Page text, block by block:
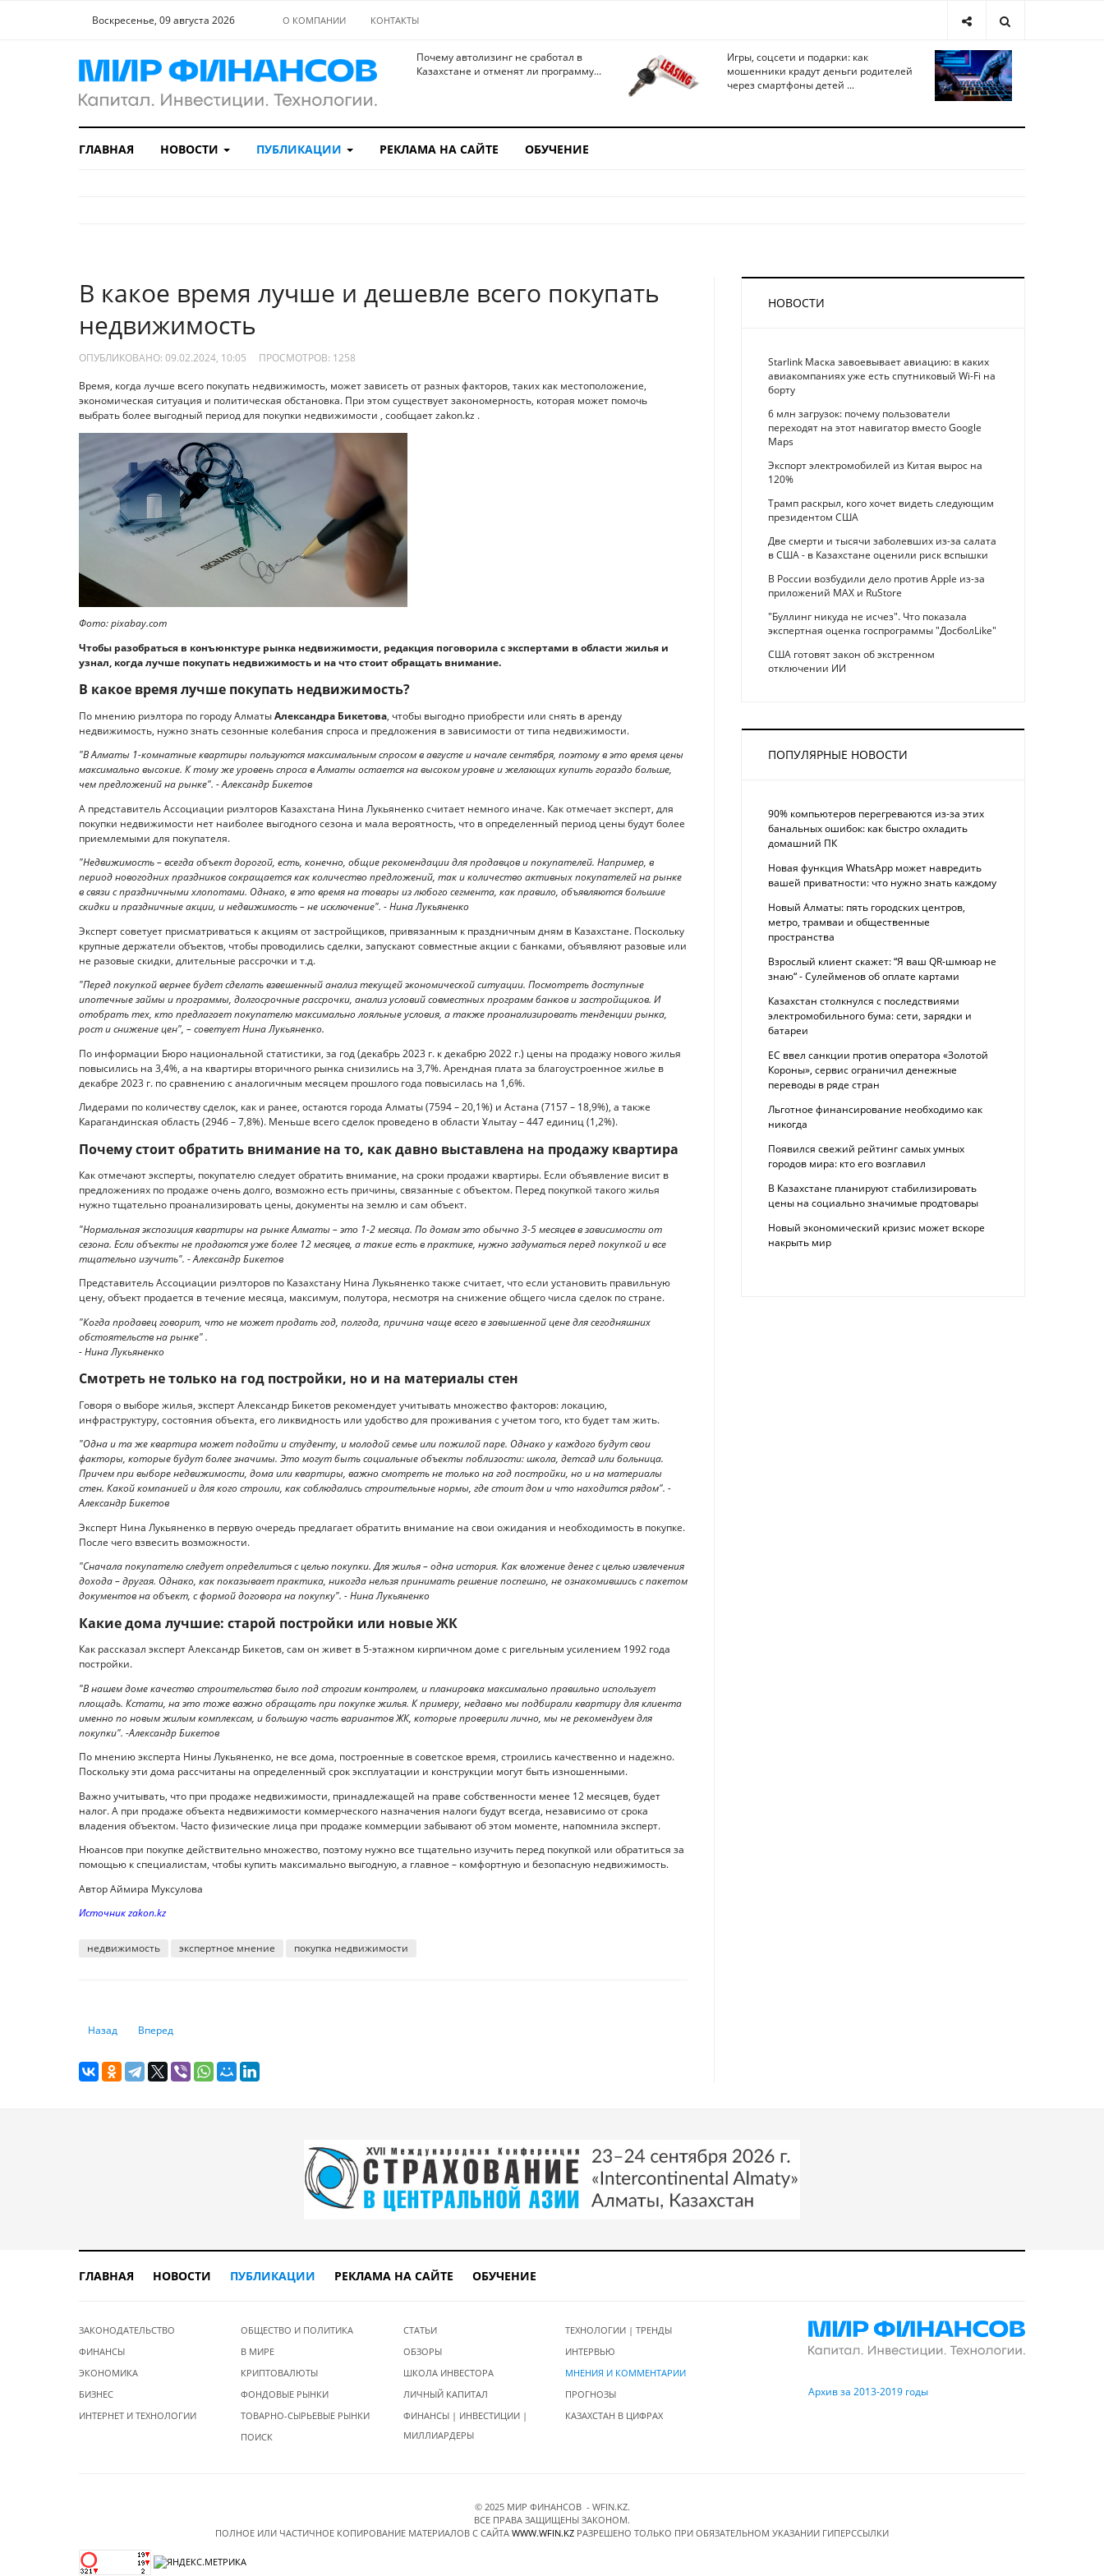
Воскресенье, 09 августа 2026 О КОМПАНИИ КОНТАКТЫ
Почему автолизинг не сработал в
Казахстане и отменят ли программу...
Игры, соцсети и подарки: как
мошенники крадут деньги родителей
через смартфоны детей ...
ГЛАВНАЯ НОВОСТИ ПУБЛИКАЦИИ РЕКЛАМА НА САЙТЕ ОБУЧЕНИЕ
В какое время лучше и дешевле всего покупать
недвижимость
ОПУБЛИКОВАНО: 09.02.2024, 10:05 ПРОСМОТРОВ: 1258
Время, когда лучше всего покупать недвижимость, может зависеть от разных факторов, таких как местоположение,
экономическая ситуация и политическая обстановка. При этом существует закономерность, которая может помочь
выбрать более выгодный период для покупки недвижимости , сообщает zakon.kz .
Фото: pixabay.com
Чтобы разобраться в конъюнктуре рынка недвижимости, редакция поговорила с экспертами в области жилья и
узнал, когда лучше покупать недвижимость и на что стоит обращать внимание.
В какое время лучше покупать недвижимость?
По мнению риэлтора по городу АлматыАлександра Бикетова, чтобы выгодно приобрести или снять в аренду
недвижимость, нужно знать сезонные колебания спроса и предложения в зависимости от типа недвижимости.
"В Алматы 1-комнатные квартиры пользуются максимальным спросом в августе и начале сентября, поэтому в это время цены
максимально высокие. К тому же уровень спроса в Алматы остается на высоком уровне и желающих купить гораздо больше,
чем предложений на рынке". - Александр Бикетов
А представитель Ассоциации риэлторов Казахстана Нина Лукьяненко считает немного иначе. Как отмечает эксперт, для
покупки недвижимости нет наиболее выгодного сезона и мала вероятность, что в определенный период цены будут более
приемлемыми для покупателя.
"Недвижимость – всегда объект дорогой, есть, конечно, общие рекомендации для продавцов и покупателей. Например, в
период новогодних праздников сокращается как количество предложений, так и количество активных покупателей на рынке
в связи с праздничными хлопотами. Однако, в это время на товары из любого сегмента, как правило, объявляются большие
скидки и праздничные акции, и недвижимость – не исключение". - Нина Лукьяненко
Эксперт советует присматриваться к акциям от застройщиков, привязанным к праздничным дням в Казахстане. Поскольку
крупные держатели объектов, чтобы проводились сделки, запускают совместные акции с банками, объявляют разовые или
не разовые скидки, длительные рассрочки и т.д.
"Перед покупкой вернее будет сделать взвешенный анализ текущей экономической ситуации. Посмотреть доступные
ипотечные займы и программы, долгосрочные рассрочки, анализ условий совместных программ банков и застройщиков. И
отобрать тех, кто предлагает покупателю максимально лояльные условия, а также проанализировать тенденции рынка,
рост и снижение цен", – советует Нина Лукьяненко.
По информации Бюро национальной статистики, за год (декабрь 2023 г. к декабрю 2022 г.) цены на продажу нового жилья
повысились на 3,4%, а на квартиры вторичного рынка снизились на 3,7%. Арендная плата за благоустроенное жилье в
декабре 2023 г. по сравнению с аналогичным месяцем прошлого года повысилась на 1,6%.
Лидерами по количеству сделок, как и ранее, остаются города Алматы (7594 – 20,1%) и Астана (7157 – 18,9%), а также
Карагандинская область (2946 – 7,8%). Меньше всего сделок проведено в области Ұлытау – 447 единиц (1,2%).
Почему стоит обратить внимание на то, как давно выставлена на продажу квартира
Как отмечают эксперты, покупателю следует обратить внимание, на сроки продажи квартиры. Если объявление висит в
предложениях по продаже очень долго, возможно есть причины, связанные с объектом. Перед покупкой такого жилья
нужно тщательно проанализировать цены, документы на землю и сам объект.
"Нормальная экспозиция квартиры на рынке Алматы – это 1-2 месяца. По домам это обычно 3-5 месяцев в зависимости от
сезона. Если объекты не продаются уже более 12 месяцев, а такие есть в практике, нужно задуматься перед покупкой и все
тщательно изучить". - Александр Бикетов
Представитель Ассоциации риэлторов по Казахстану Нина Лукьяненко также считает, что если установить правильную
цену, объект продается в течение месяца, максимум, полутора, несмотря на снижение общего числа сделок по стране.
"Когда продавец говорит, что не может продать год, полгода, причина чаще всего в завышенной цене для сегодняшних
обстоятельств на рынке" .
- Нина Лукьяненко
Смотреть не только на год постройки, но и на материалы стен
Говоря о выборе жилья, эксперт Александр Бикетов рекомендует учитывать множество факторов: локацию,
инфраструктуру, состояния объекта, его ликвидность или удобство для проживания с учетом того, кто будет там жить.
"Одна и та же квартира может подойти и студенту, и молодой семье или пожилой паре. Однако у каждого будут свои
факторы, которые будут более значимы. Это могут быть социальные объекты поблизости: школа, детсад или больница.
Причем при выборе недвижимости, дома или квартиры, важно смотреть не только на год постройки, но и на материалы
стен. Какой компанией и для кого строили, как соблюдались строительные нормы, где стоит дом и что находится рядом". -
Александр Бикетов
Эксперт Нина Лукьяненко в первую очередь предлагает обратить внимание на свои ожидания и необходимость в покупке.
После чего взвесить возможности.
"Сначала покупателю следует определиться с целью покупки. Для жилья – одна история. Как вложение денег с целью извлечения
дохода – другая. Однако, как показывает практика, никогда нельзя принимать решение поспешно, не ознакомившись с пакетом
документов на объект, с формой договора на покупку". - Нина Лукьяненко
Какие дома лучшие: старой постройки или новые ЖК
Как рассказал эксперт Александр Бикетов, сам он живет в 5-этажном кирпичном доме с ригельным усилением 1992 года
постройки.
"В нашем доме качество строительства было под строгим контролем, и планировка максимально правильно использует
площадь. Кстати, на это тоже важно обращать при покупке жилья. К примеру, недавно мы подбирали квартиру для клиента
именно по новым жилым комплексам, и большую часть вариантов ЖК, которые проверили лично, мы не рекомендуем для
покупки". -Александр Бикетов
По мнению эксперта Нины Лукьяненко, не все дома, построенные в советское время, строились качественно и надежно.
Поскольку эти дома рассчитаны на определенный срок эксплуатации и конструкции могут быть изношенными.
Важно учитывать, что при продаже недвижимости, принадлежащей на праве собственности менее 12 месяцев, будет
налог. А при продаже объекта недвижимости коммерческого назначения налоги будут всегда, независимо от срока
владения объектом. Часто физические лица при продаже коммерции забывают об этом моменте, напомнила эксперт.
Нюансов при покупке действительно множество, поэтому нужно все тщательно изучить перед покупкой или обратиться за
помощью к специалистам, чтобы купить максимально выгодную, а главное – комфортную и безопасную недвижимость.
Автор Аймира Муксулова
Источник zakon.kz
недвижимость экспертное мнение покупка недвижимости
Предыдущий: Когда могут подешеветь квартиры в Алматы, рассказал эксперт
Назад Следующий: Аудиторы дали конкретные рекомендации по госбюджету, и их стоит учесть – эксперт
Вперед
НОВОСТИ
Starlink Маска завоевывает авиацию: в каких
авиакомпаниях уже есть спутниковый Wi-Fi на
борту
6 млн загрузок: почему пользователи
переходят на этот навигатор вместо Google
Maps
Экспорт электромобилей из Китая вырос на
120%
Трамп раскрыл, кого хочет видеть следующим
президентом США
Две смерти и тысячи заболевших из-за салата
в США - в Казахстане оценили риск вспышки
В России возбудили дело против Apple из-за
приложений MAX и RuStore
"Буллинг никуда не исчез". Что показала
экспертная оценка госпрограммы "ДосболLike"
США готовят закон об экстренном
отключении ИИ
ПОПУЛЯРНЫЕ НОВОСТИ
90% компьютеров перегреваются из-за этих
банальных ошибок: как быстро охладить
домашний ПК
Новая функция WhatsApp может навредить
вашей приватности: что нужно знать каждому
Новый Алматы: пять городских центров,
метро, трамваи и общественные
пространства
Взрослый клиент скажет: “Я ваш QR-шмюар не
знаю“ - Сулейменов об оплате картами
Казахстан столкнулся с последствиями
электромобильного бума: сети, зарядки и
батареи
ЕС ввел санкции против оператора «Золотой
Короны», сервис ограничил денежные
переводы в ряде стран
Льготное финансирование необходимо как
никогда
Появился свежий рейтинг самых умных
городов мира: кто его возглавил
В Казахстане планируют стабилизировать
цены на социально значимые продтовары
Новый экономический кризис может вскоре
накрыть мир
ГЛАВНАЯ НОВОСТИ ПУБЛИКАЦИИ РЕКЛАМА НА САЙТЕ ОБУЧЕНИЕ
ЗАКОНОДАТЕЛЬСТВО
ФИНАНСЫ
ЭКОНОМИКА
БИЗНЕС
ИНТЕРНЕТ И ТЕХНОЛОГИИ
ОБЩЕСТВО И ПОЛИТИКА
В МИРЕ
КРИПТОВАЛЮТЫ
ФОНДОВЫЕ РЫНКИ
ТОВАРНО-СЫРЬЕВЫЕ РЫНКИ
ПОИСК
СТАТЬИ
ОБЗОРЫ
ШКОЛА ИНВЕСТОРА
ЛИЧНЫЙ КАПИТАЛ
ФИНАНСЫ | ИНВЕСТИЦИИ |
МИЛЛИАРДЕРЫ
ТЕХНОЛОГИИ | ТРЕНДЫ
ИНТЕРВЬЮ
МНЕНИЯ И КОММЕНТАРИИ
ПРОГНОЗЫ
КАЗАХСТАН В ЦИФРАХ
Архив за 2013-2019 годы
© 2025 МИР ФИНАНСОВ - WFIN.KZ.
ВСЕ ПРАВА ЗАЩИЩЕНЫ ЗАКОНОМ.
ПОЛНОЕ ИЛИ ЧАСТИЧНОЕ КОПИРОВАНИЕ МАТЕРИАЛОВ C САЙТА WWW.WFIN.KZ РАЗРЕШЕНО ТОЛЬКО ПРИ ОБЯЗАТЕЛЬНОМ УКАЗАНИИ ГИПЕРССЫЛКИ